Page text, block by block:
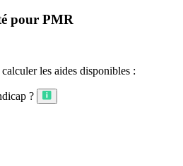
pour PMR
les aides disponibles :
?